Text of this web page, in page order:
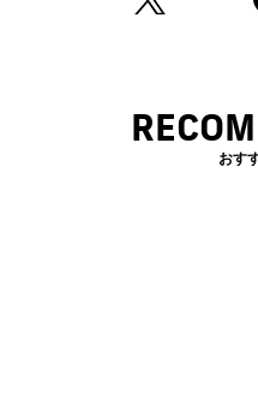
おす